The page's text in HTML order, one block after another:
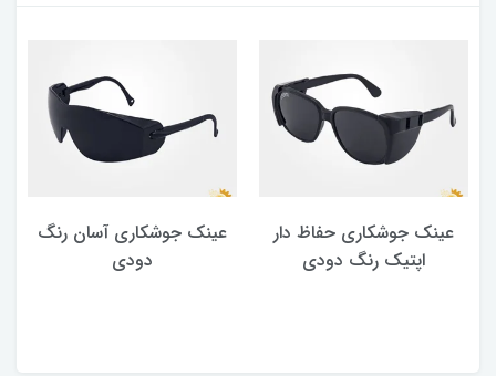
عینک جوشکاری حفاظ دار
اپتیک رنگ دودی
عینک جوشکاری آسان رنگ
دودی